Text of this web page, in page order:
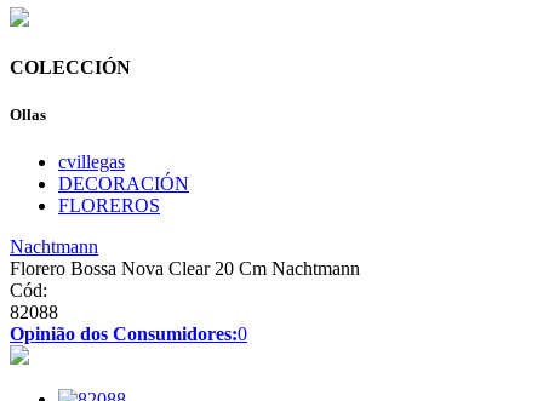
COLECCIÓN
Ollas
cvillegas
DECORACIÓN
FLOREROS
Nachtmann
Florero Bossa Nova Clear 20 Cm Nachtmann
Cód:
82088
Opinião dos Consumidores:0